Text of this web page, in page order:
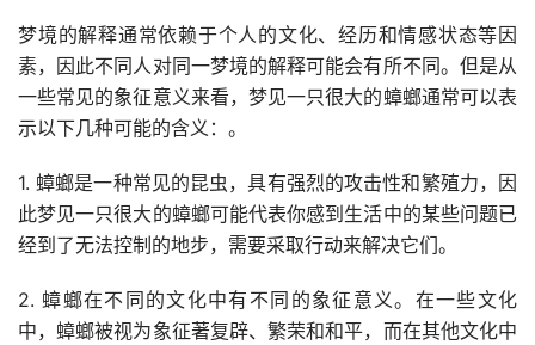
梦境的解释通常依赖于个人的文化、经历和情感状态等因
素，因此不同人对同一梦境的解释可能会有所不同。但是从
一些常见的象征意义来看，梦见一只很大的蟑螂通常可以表
示以下几种可能的含义：。
1. 蟑螂是一种常见的昆虫，具有强烈的攻击性和繁殖力，因
此梦见一只很大的蟑螂可能代表你感到生活中的某些问题已
经到了无法控制的地步，需要采取行动来解决它们。
2. 蟑螂在不同的文化中有不同的象征意义。在一些文化
中，蟑螂被视为象征著复辟、繁荣和和平，而在其他文化中